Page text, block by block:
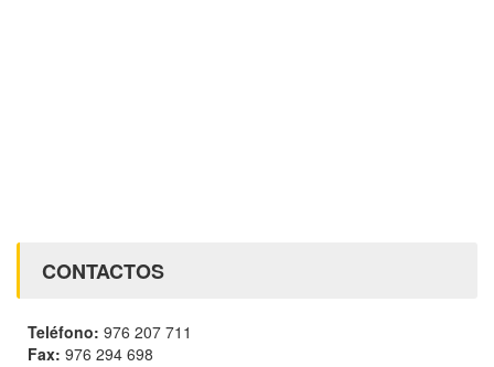
CONTACTOS
Teléfono: 976 207 711
Fax: 976 294 698